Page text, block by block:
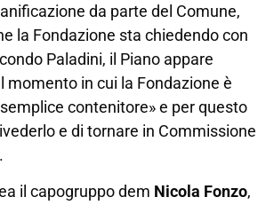
da parte del Comune,
la Fondazione sta chiedendo con
Paladini, il Piano appare
momento in cui la Fondazione è
contenitore» e per questo
e di tornare in Commissione
il capogruppo dem Nicola Fonzo,